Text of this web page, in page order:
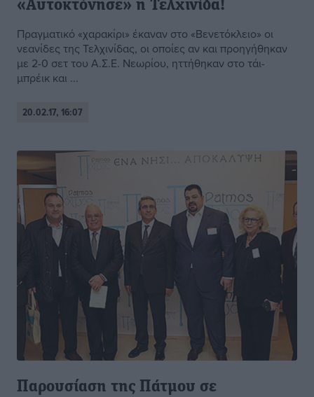
«Αυτοκτόνησε» η Τελχινίδα!
Πραγματικό «χαρακίρι» έκαναν στο «Βενετόκλειο» οι
νεανίδες της Τελχινίδας, οι οποίες αν και προηγήθηκαν
με 2-0 σετ του Α.Σ.Ε. Νεωρίου, ηττήθηκαν στο τάι-
μπρέικ και ...
20.02.17, 16:07
Παρουσίαση της Πάτμου σε